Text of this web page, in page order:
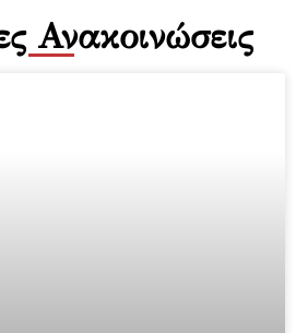
Ανακοινώσεις